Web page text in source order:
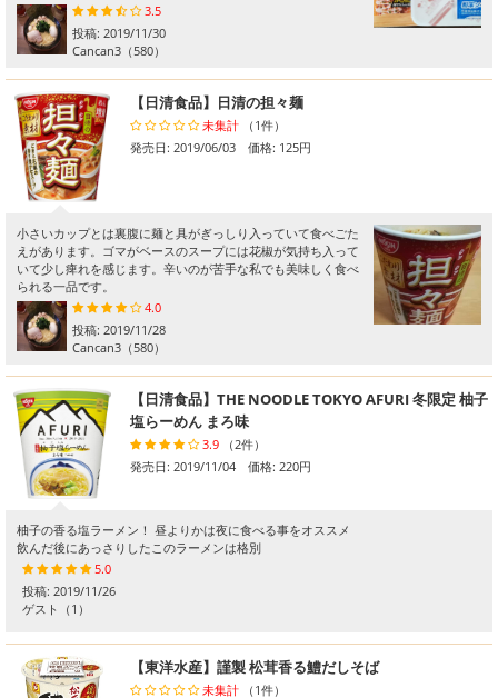
3.5
投稿: 2019/11/30
Cancan3 （580）
【日清食品】日清の担々麺
未集計 （1件）
発売日: 2019/06/03 価格: 125円
小さいカップとは裏腹に麺と具がぎっしり入っていて食べごた
えがあります。ゴマがベースのスープには花椒が気持ち入って
いて少し痺れを感じます。辛いのが苦手な私でも美味しく食べ
られる一品です。
4.0
投稿: 2019/11/28
Cancan3 （580）
【日清食品】THE NOODLE TOKYO AFURI 冬限定 柚子
塩らーめん まろ味
3.9 （2件）
発売日: 2019/11/04 価格: 220円
柚子の香る塩ラーメン！ 昼よりかは夜に食べる事をオススメ
飲んだ後にあっさりしたこのラーメンは格別
5.0
投稿: 2019/11/26
ゲスト （1）
【東洋水産】謹製 松茸香る鱧だしそば
未集計 （1件）